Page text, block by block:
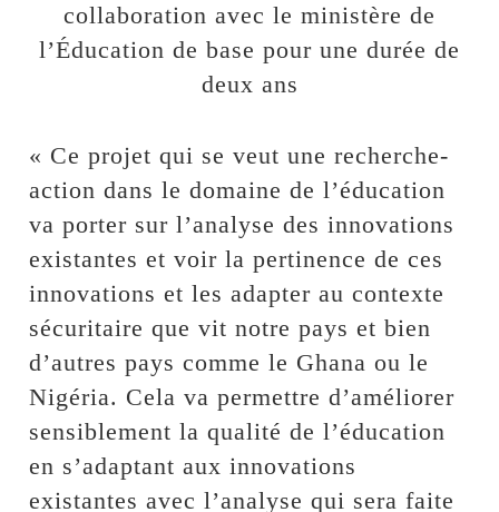
collaboration avec le ministère de
l’Éducation de base pour une durée de
deux ans
« Ce projet qui se veut une recherche-
action dans le domaine de l’éducation
va porter sur l’analyse des innovations
existantes et voir la pertinence de ces
innovations et les adapter au contexte
sécuritaire que vit notre pays et bien
d’autres pays comme le Ghana ou le
Nigéria. Cela va permettre d’améliorer
sensiblement la qualité de l’éducation
en s’adaptant aux innovations
existantes avec l’analyse qui sera faite